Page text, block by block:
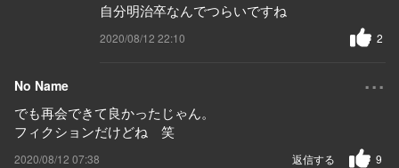
自分明治卒なんでつらいですね
2020/08/12 22:10 2
No Name ...
でも再会できて良かったじゃん。
フィクションだけどね 笑
2020/08/12 07:38 9
返信する